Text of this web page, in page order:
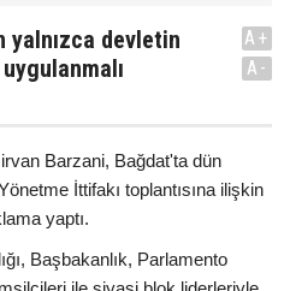
yalnızca devletin
A+
A-
Barzani, Bağdat'ta dün
İttifakı toplantısına ilişkin
yaptı.
Başbakanlık, Parlamento